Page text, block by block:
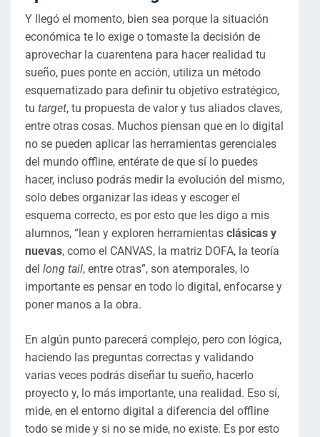
Y llegó el momento, bien sea porque la situación
económica te lo exige o tomaste la decisión de
aprovechar la cuarentena para hacer realidad tu
sueño, pues ponte en acción, utiliza un método
esquematizado para definir tu objetivo estratégico,
tu target, tu propuesta de valor y tus aliados claves,
entre otras cosas. Muchos piensan que en lo digital
no se pueden aplicar las herramientas gerenciales
del mundo offline, entérate de que sí lo puedes
hacer, incluso podrás medir la evolución del mismo,
solo debes organizar las ideas y escoger el
esquema correcto, es por esto que les digo a mis
alumnos, “lean y exploren herramientas clásicas y
nuevas, como el CANVAS, la matriz DOFA, la teoría
del long tail, entre otras”, son atemporales, lo
importante es pensar en todo lo digital, enfocarse y
poner manos a la obra.
En algún punto parecerá complejo, pero con lógica,
haciendo las preguntas correctas y validando
varias veces podrás diseñar tu sueño, hacerlo
proyecto y, lo más importante, una realidad. Eso sí,
mide, en el entorno digital a diferencia del offline
todo se mide y si no se mide, no existe. Es por esto